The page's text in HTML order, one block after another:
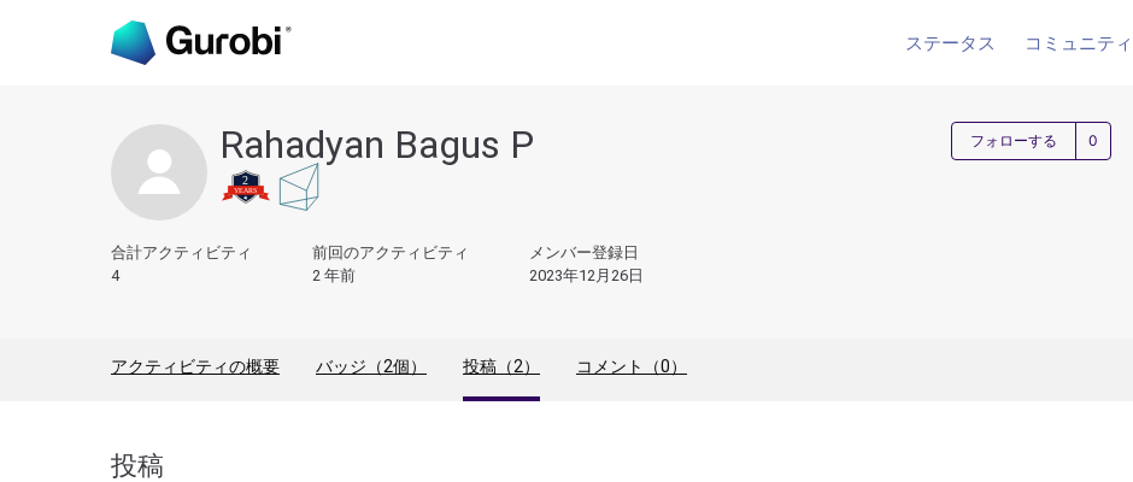
ステータス コミュニティ
Rahadyan Bagus P フォローする
合計アクティビティ
4
前回のアクティビティ
2 年前
メンバー登録日
2023年12月26日
アクティビティの概要 バッジ（2個） 投稿（2） コメント（0）
投稿